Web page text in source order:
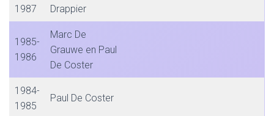
1987
Drappier
1985-
1986
Marc De
Grauwe en Paul
De Coster
1984-
1985
Paul De Coster